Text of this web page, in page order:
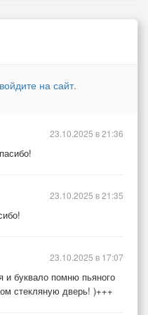
не капли сомнений.
очень отважно,
войдите на сайт.
23.10.2025 в 21:36
23.10.2025 в 21:35
и буквало помню пьяного
стекляную дверь! )+++
23.10.2025 в 17:07